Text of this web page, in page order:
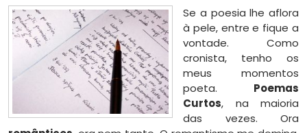
Se a poesia lhe aflora
à pele, entre e fique a
vontade. Como
cronista, tenho os
meus momentos
poeta. Poemas
Curtos, na maioria
das vezes. Ora